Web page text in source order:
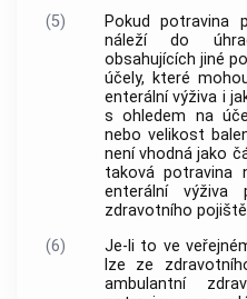
(5)
Pokud potravina
náleží do
obsahujících jiné
účely, které
enterální výživa i
s ohledem na
nebo velikost
není vhodná jako
taková potravina
enterální výživa
zdravotního
(6)
Je-li to ve
lze ze
ambulantní